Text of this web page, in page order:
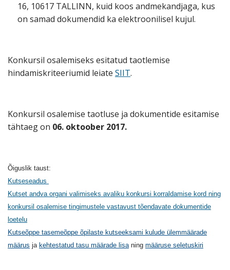
16, 10617 TALLINN, kuid koos andmekandjaga, kus
on samad dokumendid ka elektroonilisel kujul.
Konkursil osalemiseks esitatud taotlemise
hindamiskriteeriumid leiate SIIT.
Konkursil osalemise taotluse ja dokumentide esitamise
tähtaeg on 06. oktoober 2017.
Õiguslik taust:
Kutseseadus
Kutset andva organi valimiseks avaliku konkursi korraldamise kord ning
konkursil osalemise tingimustele vastavust tõendavate dokumentide
loetelu
Kutseõppe tasemeõppe õpilaste kutseeksami kulude ülemmäärade
määrus ja kehtestatud tasu määrade lisa ning määruse seletuskiri